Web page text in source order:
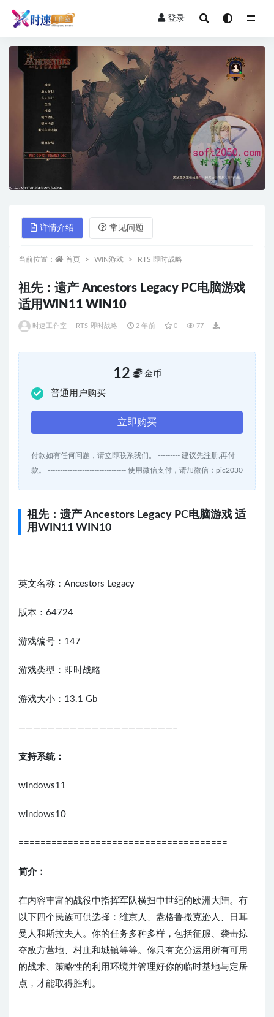
登录
详情介绍 常见问题
当前位置： 首页 WIN游戏 RTS 即时战略
祖先：遗产 Ancestors Legacy PC电脑游戏
适用WIN11 WIN10
时速工作室 RTS 即时战略 2 年前 0 77
12 金币
普通用户购买
立即购买
付款如有任何问题，请立即联系我们。 --------- 建议先注册,再付
款。 -------------------------------- 使用微信支付，请加微信：pic2030
祖先：遗产 Ancestors Legacy PC电脑游戏 适
用WIN11 WIN10
英文名称：Ancestors Legacy
版本：64724
游戏编号：147
游戏类型：即时战略
游戏大小：13.1 Gb
—————————————————————–
支持系统：
windows11
windows10
======================================
简介：
在内容丰富的战役中指挥军队横扫中世纪的欧洲大陆。有
以下四个民族可供选择：维京人、盎格鲁撒克逊人、日耳
曼人和斯拉夫人。你的任务多种多样，包括征服、袭击掠
夺敌方营地、村庄和城镇等等。你只有充分运用所有可用
的战术、策略性的利用环境并管理好你的临时基地与定居
点，才能取得胜利。